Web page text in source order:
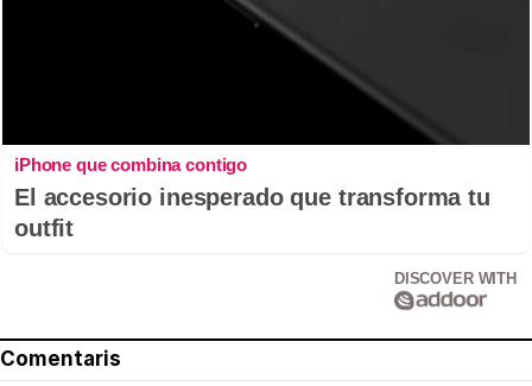
iPhone que combina contigo
El accesorio inesperado que transforma tu
outfit
DISCOVER WITH
Comentaris